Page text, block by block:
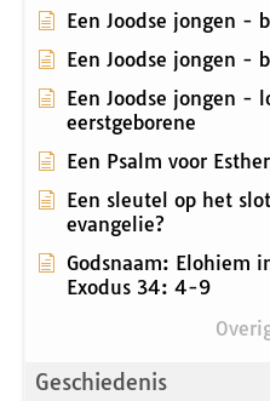
Een Joodse jongen -
Een Joodse jongen -
Een Joodse jongen -
eerstgeborene
Een Psalm voor Esther
Een sleutel op het
evangelie?
Godsnaam: Elohiem
Exodus 34: 4-9
Geschiedenis